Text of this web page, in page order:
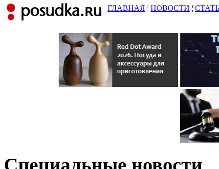
ГЛАВНАЯ ¦ НОВОСТИ ¦